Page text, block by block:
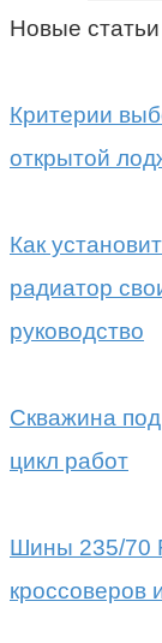
Новые статьи
Критерии
открытой
Как
радиатор
руководство
Скважина
цикл работ
Шины 235/70
кроссоверов